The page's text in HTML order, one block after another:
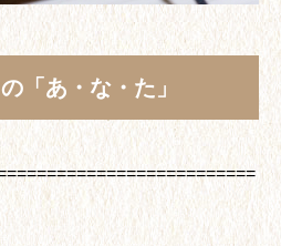
「あ・な・た」